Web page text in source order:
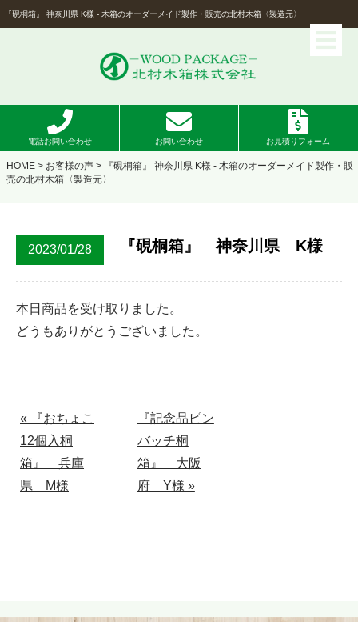
『硯桐箱』 神奈川県 K様 - 木箱のオーダーメイド製作・販売の北村木箱〈製造元〉
電話お問い合わせ お問い合わせ お見積りフォーム
HOME > お客様の声 > 『硯桐箱』 神奈川県 K様 - 木箱のオーダーメイド製作・販
売の北村木箱〈製造元〉
2023/01/28 『硯桐箱』 神奈川県 K様
本日商品を受け取りました。
どうもありがとうございました。
« 『おちょこ
12個入桐
箱』 兵庫
県 M様
『記念品ピン
バッチ桐
箱』 大阪
府 Y様 »